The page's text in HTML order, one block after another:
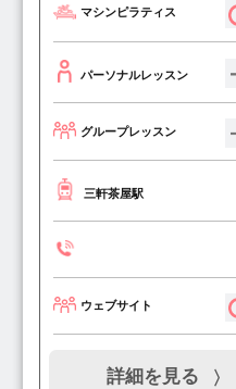
マシンピラティス
パーソナルレッスン
グループレッスン
三軒茶屋駅
ウェブサイト
詳細を見る